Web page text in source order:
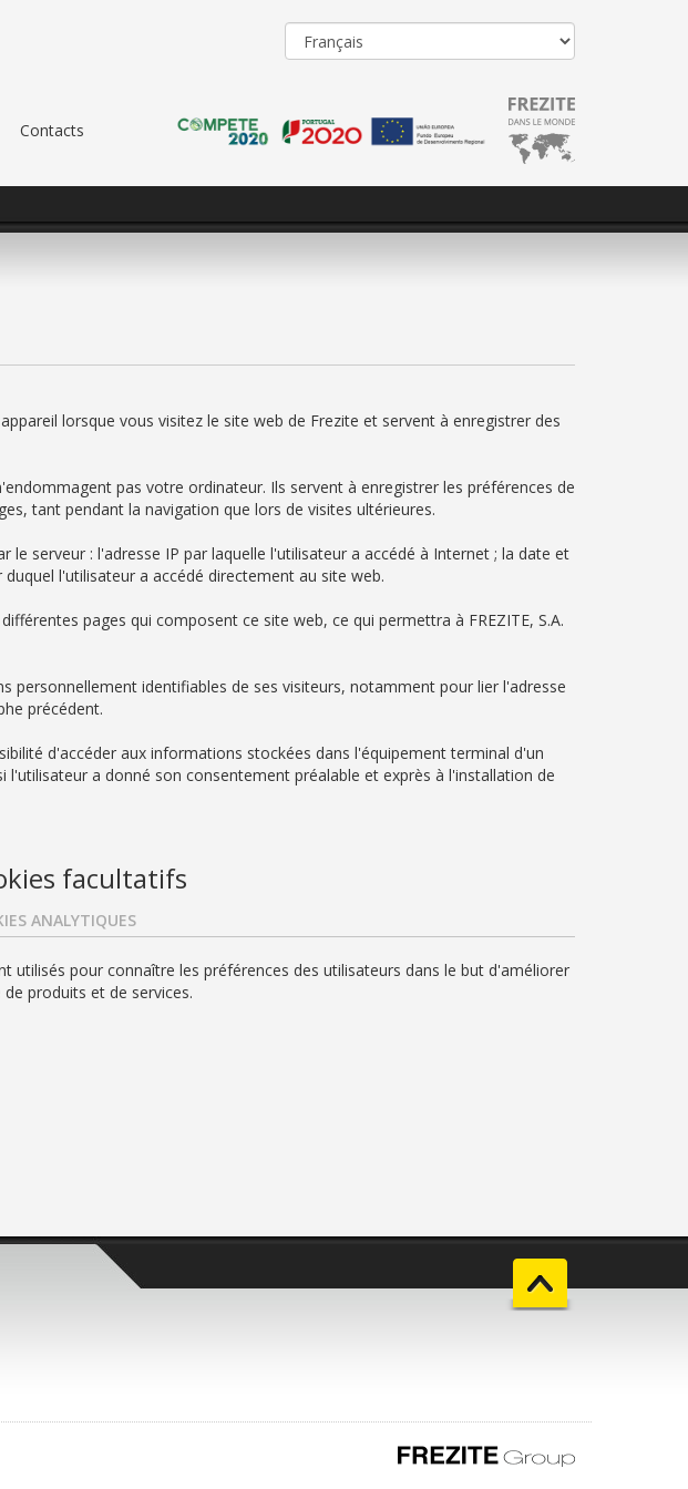
Contacts
lorsque vous visitez le site web de Frezite et servent à enregistrer des
pas votre ordinateur. Ils servent à enregistrer les préférences de
tant pendant la navigation que lors de visites ultérieures.
serveur : l'adresse IP par laquelle l'utilisateur a accédé à Internet ; la date et
l'utilisateur a accédé directement au site web.
pages qui composent ce site web, ce qui permettra à FREZITE, S.A.
personnellement identifiables de ses visiteurs, notamment pour lier l'adresse
précédent.
d'accéder aux informations stockées dans l'équipement terminal d'un
a donné son consentement préalable et exprès à l'installation de
facultatifs
ANALYTIQUES
utilisés pour connaître les préférences des utilisateurs dans le but d'améliorer
produits et de services.